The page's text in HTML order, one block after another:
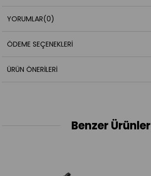
YORUMLAR(0)
ÖDEME SEÇENEKLERI
ÜRÜN ÖNERILERI
Benzer Ürünler